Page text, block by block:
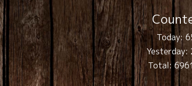
Today:
Yesterday:
Total: